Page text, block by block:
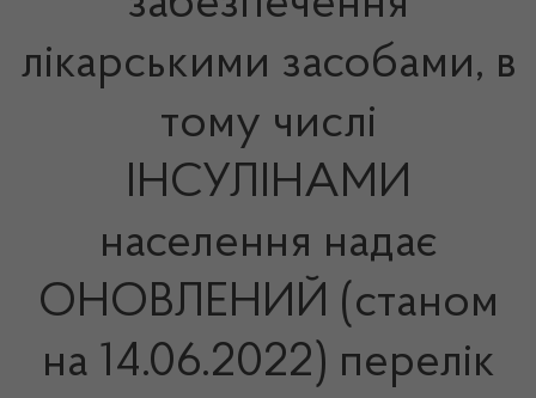
лікарськими засобами, в
тому числі
ІНСУЛІНАМИ
населення надає
ОНОВЛЕНИЙ (станом
на 14.06.2022) перелік